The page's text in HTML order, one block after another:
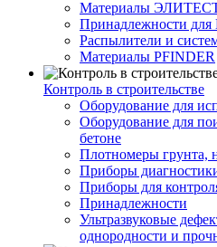
Материалы
Принадлежности
Распылители и
Материалы PFINDER
Контроль в строительстве
Оборудование для
Оборудование для
бетоне
Плотномеры грунта,
Приборы
Приборы для
Принадлежности
Ультразвуковые
однородности и